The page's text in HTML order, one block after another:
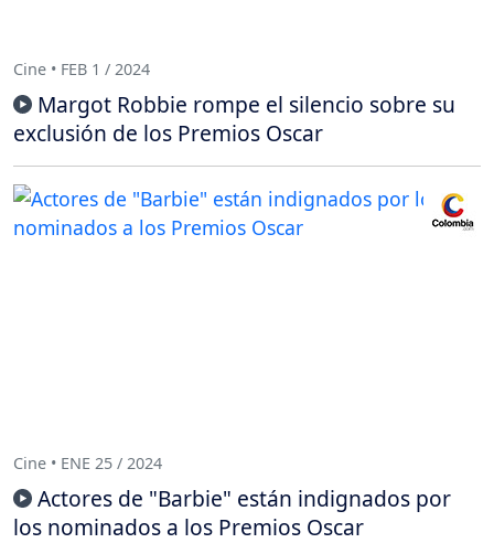
Cine • FEB 1 / 2024
Margot Robbie rompe el silencio sobre su
exclusión de los Premios Oscar
Cine • ENE 25 / 2024
Actores de "Barbie" están indignados por
los nominados a los Premios Oscar